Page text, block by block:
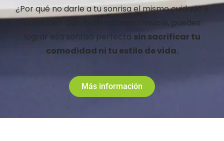
¿Por qué no darle a tu sonrisa el mismo cuidado y
atención? Con la ortodoncia invisible, puedes
lograr esa sonrisa perfecta sin sacrificar tu
comodidad ni tu estilo de vida.
Más información